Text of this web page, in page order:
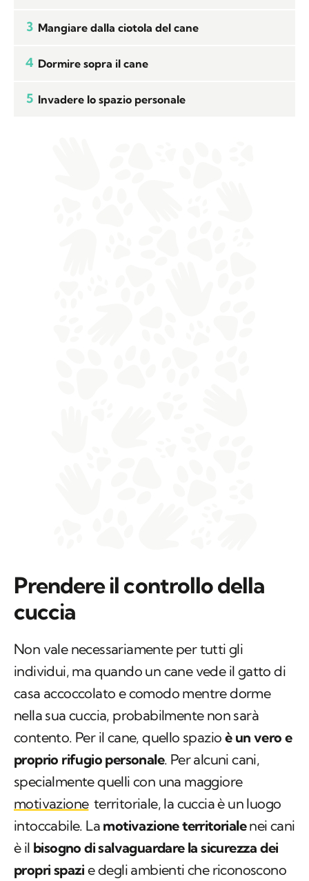
3 Mangiare dalla ciotola del cane
4 Dormire sopra il cane
5 Invadere lo spazio personale
Prendere il controllo della
cuccia
Non vale necessariamente per tutti gli
individui, ma quando un cane vede il gatto di
casa accoccolato e comodo mentre dorme
nella sua cuccia, probabilmente non sarà
contento. Per il cane, quello spazio è un vero e
proprio rifugio personale. Per alcuni cani,
specialmente quelli con una maggiore
motivazione territoriale, la cuccia è un luogo
intoccabile. La motivazione territorialenei cani
è il bisogno di salvaguardare la sicurezza dei
propri spazi e degli ambienti che riconoscono